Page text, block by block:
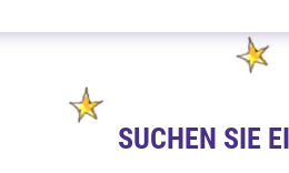
Darjeeling
SUCHEN SIE